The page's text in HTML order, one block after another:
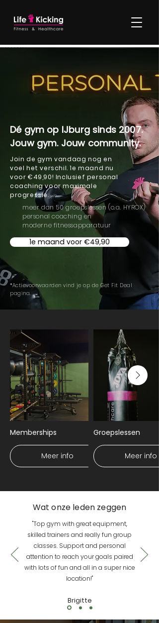
Dé gym op IJburg sinds 2007.
Jouw gym. Jouw community.
Join de gym vandaag nog en
voel het verschil. 1e maand nu
voor €49,90! Inclusief personal
coaching voor maximale
progressie.
meer dan 50 groepslessen (o.a. HYROX)
personal coaching en
moderne fitnessapparatuur
1e maand voor €49,90
*Actievoorwaarden vind je op de Get Fit Deal
pagina.
Memberships
Meer info
Groepslessen
Meer info
Wat onze leden zeggen
"Top gym with great equipment,
skilled trainers and really fun group
classes. Support and personal
attention to reach your goals paired
with lots of fun and all in a super nice
location!"
Brigitte